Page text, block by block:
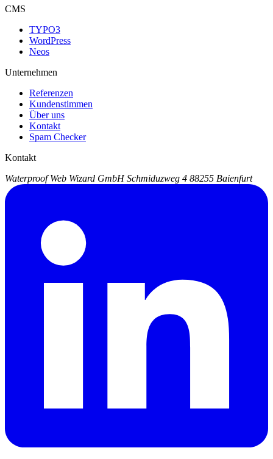
CMS
TYPO3
WordPress
Neos
Unternehmen
Referenzen
Kundenstimmen
Über uns
Kontakt
Spam Checker
Kontakt
Waterproof Web Wizard GmbH Schmiduzweg 4 88255 Baienfurt